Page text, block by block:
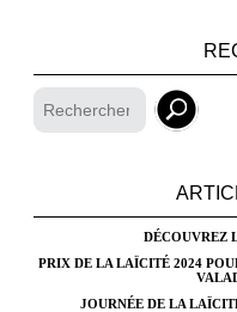
DÉCOUVREZ
PRIX DE LA LAÏCITÉ 2024
JOURNÉE DE LA